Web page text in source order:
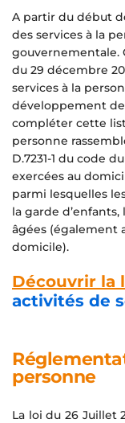
A partir du début
des services à la
gouvernementale.
du 29 décembre
services à la
développement
compléter cette
personne
D.7231-1 du code
exercées au
parmi lesquelles
la garde
âgées (également
domicile).
Découvrir la
activités de
personne
La loi du 26 Juillet